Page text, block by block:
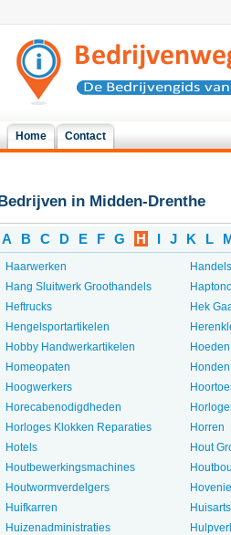
Home Contact
in Midden-Drenthe
A B C D E F G H I J K L
Haarwerken
Hang Sluitwerk Groothandels
Heftrucks
Hengelsportartikelen
Hobby Handwerkartikelen
Homeopaten
Hoogwerkers
Horecabenodigdheden
Horloges Klokken Reparaties
Hotels
Houtbewerkingsmachines
Houtwormverdelgers
Huifkarren
Huizenadministraties
Hek
Hoeden
Horren
Hout